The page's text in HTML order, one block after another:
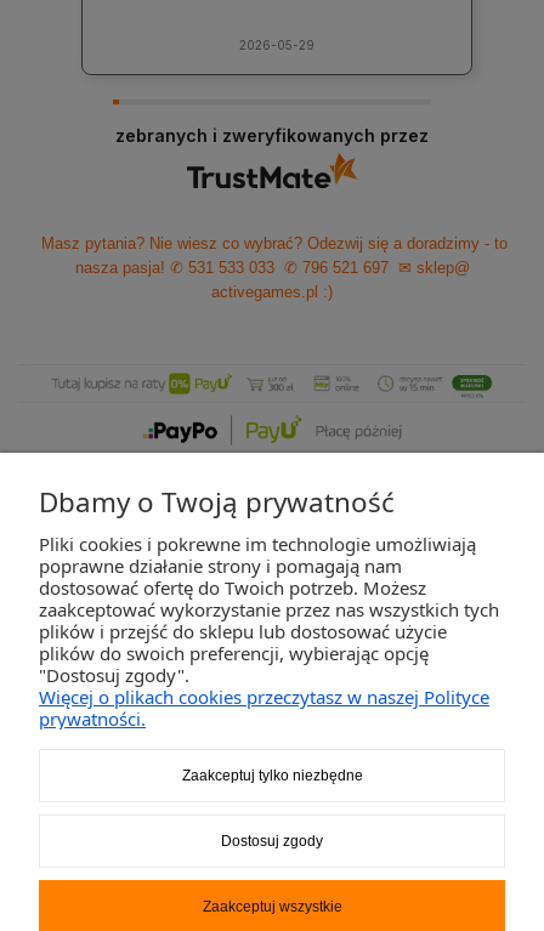
2026-05-29
zebranych i zweryfikowanych przez
Masz pytania? Nie wiesz co wybrać? Odezwij się a doradzimy - to
nasza pasja! ✆ 531 533 033 ✆ 796 521 697
✉ sklep@
activegames.pl :)
ZAKUPY
POMOC
2K-Invest Sp. j. Ul. Św. Wojciecha 60, 41-922 Radzionków, śląskie NIP: 645-241-94-
Napiszsklep@activegames.pllub zadzwoń +48796521697
Dbamy o Twoją prywatność
Pliki cookies i pokrewne im technologie umożliwiają
poprawne działanie strony i pomagają nam
dostosować ofertę do Twoich potrzeb. Możesz
zaakceptować wykorzystanie przez nas wszystkich tych
plików i przejść do sklepu lub dostosować użycie
plików do swoich preferencji, wybierając opcję
"Dostosuj zgody".
Więcej o plikach cookies przeczytasz w naszej Polityce
prywatności.
Zaakceptuj tylko niezbędne
Dostosuj zgody
Zaakceptuj wszystkie